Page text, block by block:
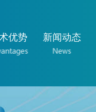
优势 新闻动态